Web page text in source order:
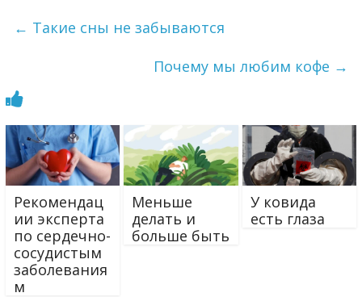
← Такие сны не забываются
Почему мы любим кофе →
Рекомендац
ии эксперта
по сердечно-
сосудистым
заболевания
м
Меньше
делать и
больше быть
У ковида
есть глаза